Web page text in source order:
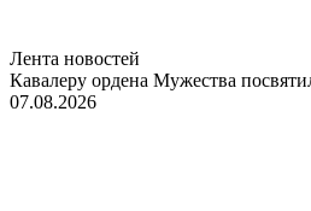
Лента новостей
Кавалеру ордена Мужества
07.08.2026